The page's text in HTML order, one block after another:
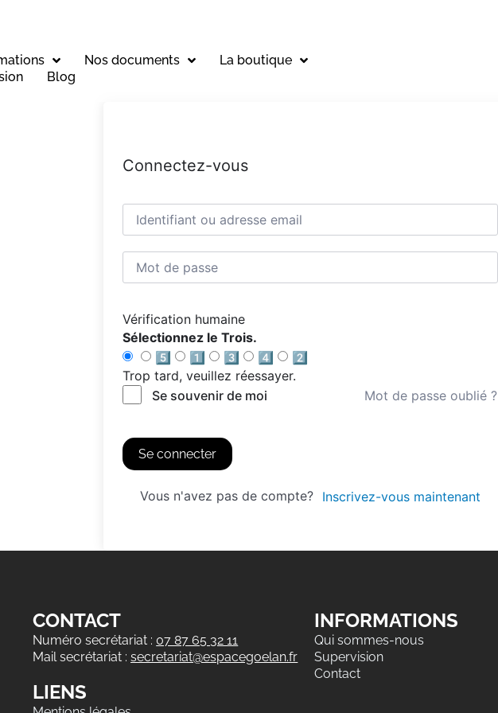
Nos documents
La boutique
Blog
Connectez-vous
Vérification humaine
Sélectionnez le Trois.
5️⃣
1️⃣ 3️⃣ 4️⃣
2️⃣
Trop tard, veuillez réessayer.
Se souvenir de moi
Mot de passe oublié ?
Se connecter
Vous n'avez pas de compte? Inscrivez-vous maintenant
CONTACT
Numéro secrétariat : 07 87 65 32 11
Mail secrétariat :secretariat@espacegoelan.fr
LIENS
INFORMATIONS
Qui sommes-nous
Supervision
Contact